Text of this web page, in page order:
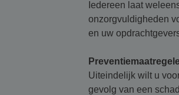
Iedereen laat
onzorgvuldigheden
en uw
Uiteindelijk wilt u
gevolg van een